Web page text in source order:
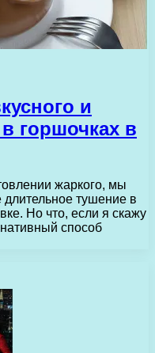
и
горшочках в
жаркого, мы
тушение в
Но что, если я скажу
способ